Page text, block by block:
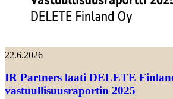
22.6.2026
IR Partners laati DELETE
vastuullisuusraportin 2025